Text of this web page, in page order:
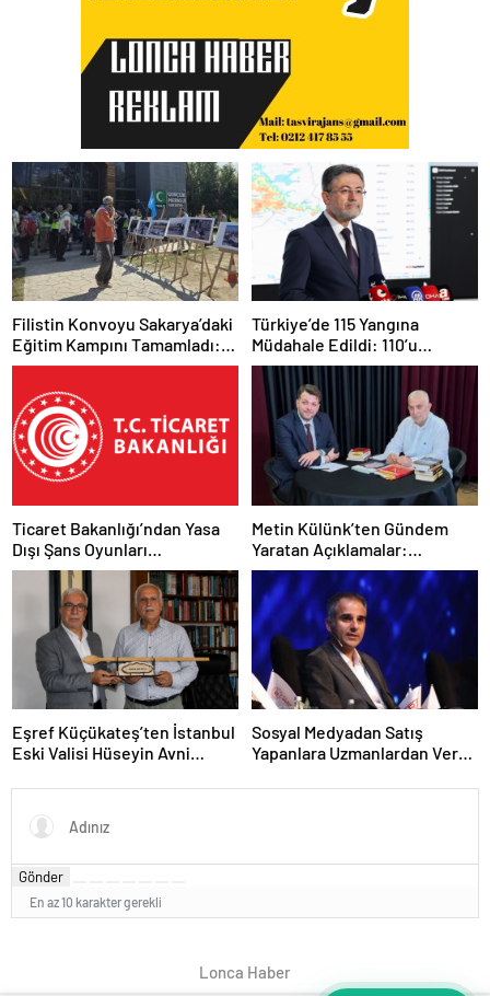
Filistin Konvoyu Sakarya’daki
Eğitim Kampını Tamamladı:
Ankara Etabı Başlıyor
Türkiye’de 115 Yangına
Müdahale Edildi: 110’u
Kontrol Altına Alındı
Ticaret Bakanlığı’ndan Yasa
Dışı Şans Oyunları
Reklamlarına Sıkı Tedbir
Metin Külünk’ten Gündem
Yaratan Açıklamalar:
Ekonomi, Liyakat ve Siyasete
İlişkin Dikkat Çeken Mesajlar
Eşref Küçükateş’ten İstanbul
Eski Valisi Hüseyin Avni
Sosyal Medyadan Satış
Yapanlara Uzmanlardan Vergi
Gönder
En az 10 karakter gerekli
Lonca Haber